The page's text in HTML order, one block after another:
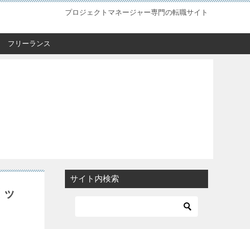
プロジェクトマネージャー専門の転職サイト
フリーランス
サイト内検索